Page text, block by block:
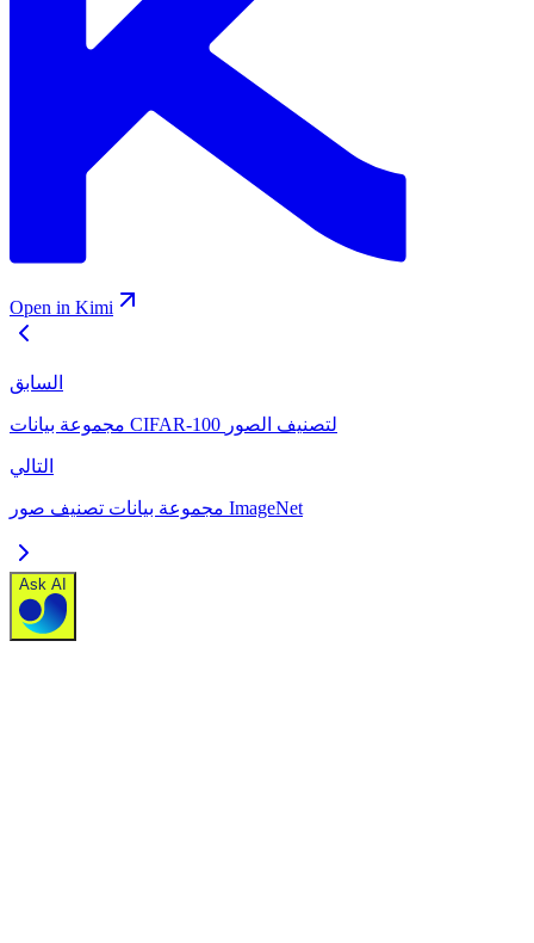
Open in Kimi
السابق
مجموعة بيانات CIFAR-100 لتصنيف الصور
التالي
مجموعة بيانات تصنيف صور ImageNet
Ask AI